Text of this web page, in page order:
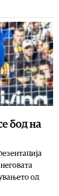
бод на
од